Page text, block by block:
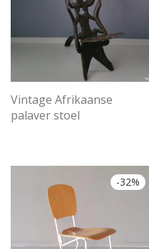
Vintage Afrikaanse
palaver stoel
-32%